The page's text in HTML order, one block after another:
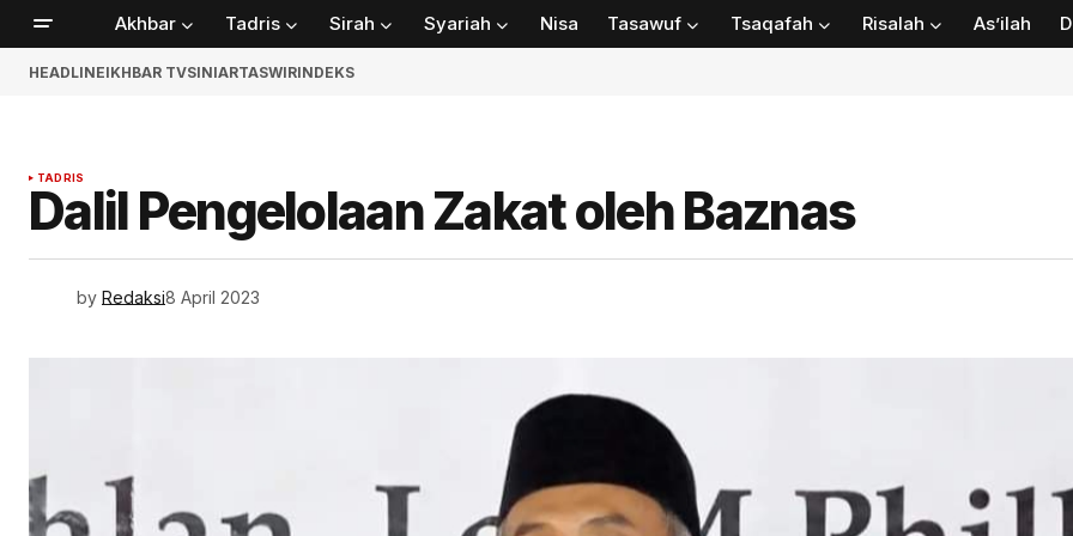
Akhbar Tadris Sirah Syariah Nisa Tasawuf Tsaqafah Risalah As’ilah
HEADLINEIKHBAR TVSINIARTASWIRINDEKS
TADRIS
Dalil Pengelolaan Zakat oleh Baznas
by Redaksi8 April 2023